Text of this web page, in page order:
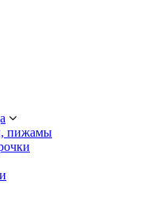
пижамы